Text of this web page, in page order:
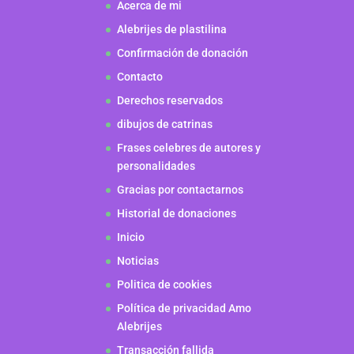
Acerca de mi
Alebrijes de plastilina
Confirmación de donación
Contacto
Derechos reservados
dibujos de catrinas
Frases celebres de autores y
personalidades
Gracias por contactarnos
Historial de donaciones
Inicio
Noticias
Politica de cookies
Política de privacidad Amo
Alebrijes
Transacción fallida